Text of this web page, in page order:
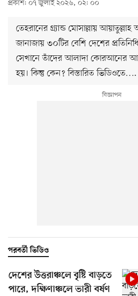
প্রকাশ: ০৭ জুলাই ২০২৬, ০২: ০০
তেহরানের গ্র্যান্ড মোসাল্লায়
জানাজায় ৩০টির বেশি দেশের
সেখানে তাঁদের আলাদা কোরআনের
হয়। কিন্তু কেন? বিস্তারিত ভিডিওতে….
পরবর্তী ভিডিও
দেশের উত্তরাঞ্চলে বৃষ্টি বাড়তে
পারে, দক্ষিণাঞ্চলে ভারী বর্ষণ